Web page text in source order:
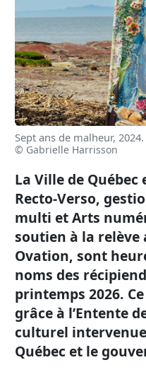
Sept ans de malheur, 2024.
© Gabrielle Harrisson
La Ville de
Recto-Verso,
multi et Arts
soutien à la
Ovation, sont
noms des
printemps 2026.
grâce à l’Entente
culturel
Québec et le